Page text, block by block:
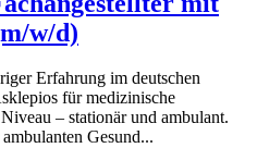
w/d)
Erfahrung im deutschen
für medizinische
– stationär und ambulant.
Gesund...